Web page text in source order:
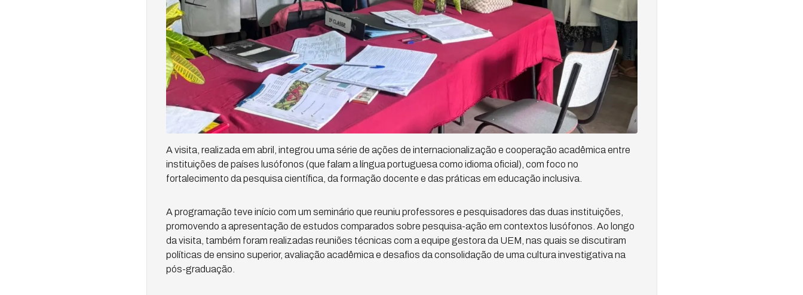
A visita, realizada em abril, integrou uma série de ações de internacionalização e cooperação acadêmica entre
instituições de países lusófonos (que falam a língua portuguesa como idioma oficial), com foco no
fortalecimento da pesquisa científica, da formação docente e das práticas em educação inclusiva.
A programação teve início com um seminário que reuniu professores e pesquisadores das duas instituições,
promovendo a apresentação de estudos comparados sobre pesquisa-ação em contextos lusófonos. Ao longo
da visita, também foram realizadas reuniões técnicas com a equipe gestora da UEM, nas quais se discutiram
políticas de ensino superior, avaliação acadêmica e desafios da consolidação de uma cultura investigativa na
pós-graduação.